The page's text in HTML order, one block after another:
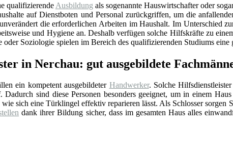
qualifizierende Ausbildung als sogenannte Hauswirtschafter oder
auf Dienstboten und Personal zurückgriffen, um die
unverändert die erforderlichen Arbeiten im Haushalt. Im Unterschied
und Hygiene an. Deshalb verfügen solche Hilfskräfte zu
Soziologie spielen im Bereich des qualifizierenden Studiums eine
in Nerchau: gut ausgebildete
ein kompetent ausgebildeter Handwerker. Solche
sind diese Personen besonders geeignet, um in einem
sich eine Türklingel effektiv reparieren lässt. Als Schlosser sorgen
dank ihrer Bildung sicher, dass im gesamten Haus alles